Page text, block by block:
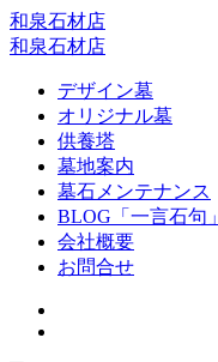
和泉石材店
和泉石材店
デザイン墓
オリジナル墓
供養塔
墓地案内
墓石メンテナンス
BLOG「一言石句」
会社概要
お問合せ